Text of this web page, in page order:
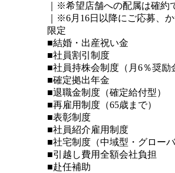
｜※希望店舗への配属は確約
｜※6月16日以降にご応募、
限定
■結婚・出産祝い金
■社員割引制度
■社員持株会制度（月6％奨励
■確定拠出年金
■退職金制度（確定給付型）
■再雇用制度（65歳まで）
■表彰制度
■社員紹介雇用制度
■社宅制度（中域型・グローバ
■引越し費用全額会社負担
■赴任補助